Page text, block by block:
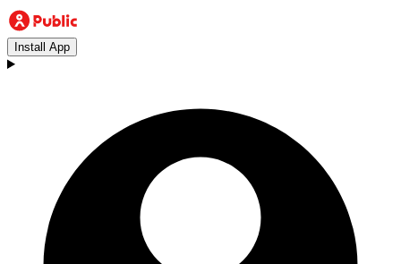
Install App